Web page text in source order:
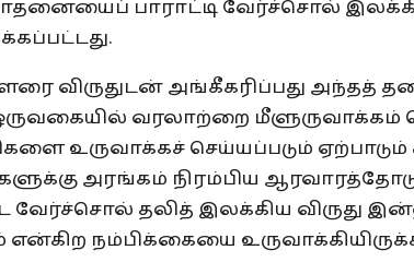
பாராட்டி வேர்ச்சொல்
விருதுடன் அங்கீகரிப்பது அந்தத்
வரலாற்றை மீளுருவாக்கம்
உருவாக்கச் செய்யப்படும் ஏற்பாடும்
அரங்கம் நிரம்பிய
வேர்ச்சொல் தலித் இலக்கிய விருது
என்கிற நம்பிக்கையை